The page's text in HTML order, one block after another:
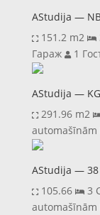
AStudija —
151.2 m2
Гараж
1
AStudija —
291.96 m2
automašīnām
AStudija — 38
105.66
3
automašīnām